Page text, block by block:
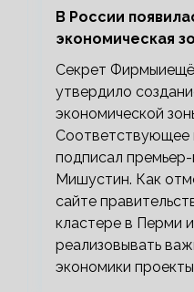
В России
экономическая
Секрет
утвердило
экономической
Соответствующее
подписал
Мишустин. Как
сайте
кластере в Перми
реализовывать
экономики